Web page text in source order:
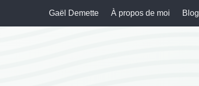
Gaël Demette À propos de moi Blog